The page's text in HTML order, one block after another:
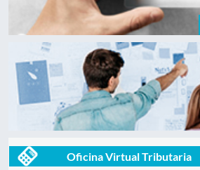
Oficina Virtual Tributaria